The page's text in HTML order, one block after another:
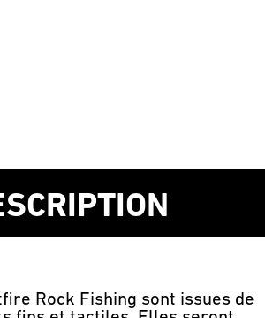
Rock Fishing sont issues de